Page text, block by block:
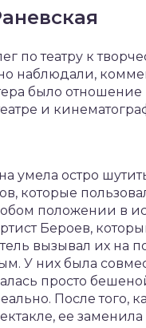
по театру к
наблюдали,
было
и
умела остро
которые
положении в
Бероев,
вызывал их на
У них была
просто
После того,
ее